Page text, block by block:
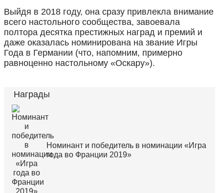
Выйдя в 2018 году, она сразу привлекла внимание
всего настольного сообщества, завоевала
полтора десятка престижных наград и премий и
даже оказалась номинирована на звание Игры
Года в Германии (что, напомним, примерно
равноценно настольному «Оскару»).
Награды
Номинант и победитель в номинации «Игра
года во Франции 2019»